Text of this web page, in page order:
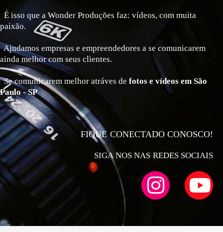
É isso que a Wonder Produções faz: vídeos, com muita
paixão.
Ajudamos empresas e empreendedores a se comunicarem
ainda melhor com seus clientes.
Se comunicarem melhor atráves de fotos e vídeos em São
Paulo - SP
FIQUE CONECTADO CONOSCO!
SIGA NOS NAS REDES SOCIAIS